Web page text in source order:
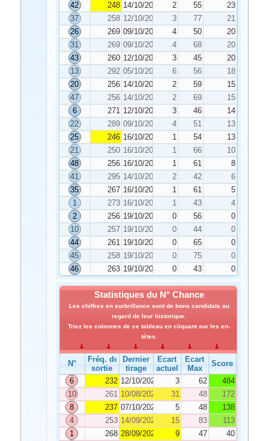
42
248 14/10/2024 2 55
23
37
258 12/10/2024 3 77
21
26
269 09/10/2024 4 50
20
31
269 09/10/2024 4 68
20
43
260 12/10/2024 3 45
20
13
292 05/10/2024 6 56
18
20
256 14/10/2024 2 59
15
47
256 14/10/2024 2 69
15
6
271 12/10/2024 3 46
14
22
289 09/10/2024 4 51
13
25
246 16/10/2024 1 54
13
21
250 16/10/2024 1 66
10
48
256 16/10/2024 1 61
8
41
295 14/10/2024 2 42
6
35
267 16/10/2024 1 61
5
1
273 16/10/2024 1 43
4
2
256 19/10/2024 0 56
0
10
257 19/10/2024 0 44
0
44
261 19/10/2024 0 65
0
45
258 19/10/2024 0 75
0
46
263 19/10/2024 0 43 0
Statistiques du N° Chance
Les chiffres en surbrillance sont de bons candidats au
regard de leur historique.
Triez les colonnes de ce tableau en cliquant sur les en-
têtes.
N°
Fréq. de
sortie
Dernier
tirage
Ecart
actuel
Ecart
Max
Score
6
232 12/10/2024 3 62
484
10
261 10/08/2024 31 48
172
8
237 07/10/2024 5 48
138
4
253 14/09/2024 15 83
113
1
268 28/09/2024 9 47
40